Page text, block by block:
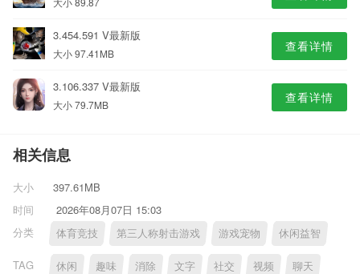
3.454.591 V最新版
大小 97.41MB 查看详情
3.106.337 V最新版
大小 79.7MB 查看详情
相关信息
大小
397.61MB
时间
2026年08月07日 15:03
分类
体育竞技 第三人称射击游戏 游戏宠物 休闲益智
TAG 休闲 趣味 消除 文字 社交 视频 聊天